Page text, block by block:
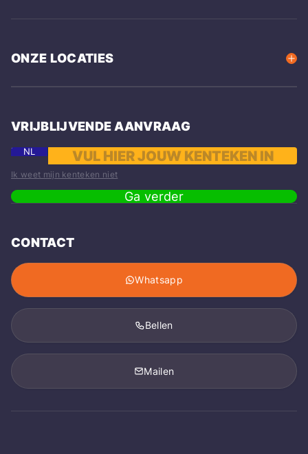
ONZE LOCATIES
VRIJBLIJVENDE AANVRAAG
NL
Ik weet mijn kenteken niet
Ga verder
CONTACT
Whatsapp
Bellen
Mailen